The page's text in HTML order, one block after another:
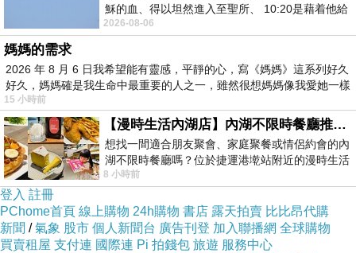
穌的血、得以坦然進入至聖所、 10:20是藉着他給
我們開了一條又新又活的路從幔子經過
2026-08-06
媽媽的需求
2026 年 8 月 6 日我希望能有靈感，平靜的心，寫《媽媽》這系列好久
好久，媽媽確是我生命中最重要的人之一，雖然很想媽媽像我愛她一樣
15 小時前
【漫時生活內湖店】內湖不限時餐廳推薦｜捷運港墘站美食，聚餐、約會、家庭聚會首選，正餐甜點一次滿足
想找一間適合朋友聚會、家庭聚餐或情侶約會的內
湖不限時餐廳嗎？位於捷運港墘站附近的漫時生活
內湖店，從捷運站步行約4分鐘即可抵
8 小時前
登入 註冊
PChome首頁 線上購物 24h購物 書店 露天拍賣 比比昂代購
新聞 /氣象 股市 個人新聞台 廣告刊登 加入聯播網 全球購物
買賣租屋 支付連 國際連 Pi 拍錢包 旅遊 服務中心